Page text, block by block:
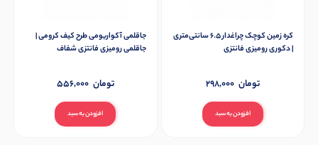
کره زمین کوچک چراغدار 6.5 سانتی‌متری
| دکوری رومیزی فانتزی
افزودن به سبد
298,000 تومان
جاقلمی آکواریومی طرح کیف کرومی |
جاقلمی رومیزی فانتزی شفاف
افزودن به سبد
556,000 تومان